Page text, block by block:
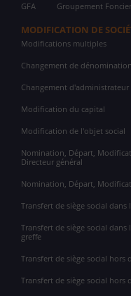
GFA Groupement
MODIFICATION DE
Modifications multiples
Changement de dénomination
Changement d'administrateur
Modification du capital
Modification de l'objet social
Nomination, Départ,
Directeur général
Nomination, Départ,
Transfert de siège social
Transfert de siège social
greffe
Transfert de siège social hors
Transfert de siège social hors